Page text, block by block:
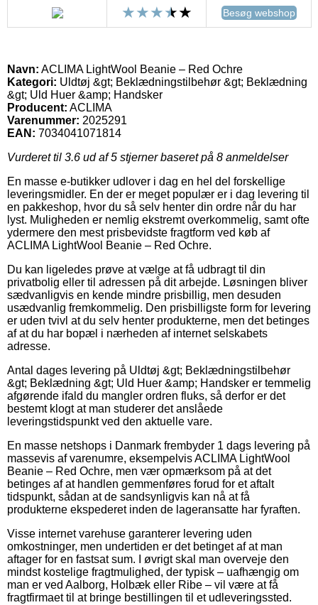
Besøg webshop
Navn: ACLIMA LightWool Beanie – Red Ochre
Kategori: Uldtøj &gt; Beklædningstilbehør &gt; Beklædning
&gt; Uld Huer &amp; Handsker
Producent: ACLIMA
Varenummer: 2025291
EAN: 7034041071814
Vurderet til 3.6 ud af 5 stjerner baseret på 8 anmeldelser
En masse e-butikker udlover i dag en hel del forskellige
leveringsmidler. En der er meget populær er i dag levering til
en pakkeshop, hvor du så selv henter din ordre når du har
lyst. Muligheden er nemlig ekstremt overkommelig, samt ofte
ydermere den mest prisbevidste fragtform ved køb af
ACLIMA LightWool Beanie – Red Ochre.
Du kan ligeledes prøve at vælge at få udbragt til din
privatbolig eller til adressen på dit arbejde. Løsningen bliver
sædvanligvis en kende mindre prisbillig, men desuden
usædvanlig fremkommelig. Den prisbilligste form for levering
er uden tvivl at du selv henter produkterne, men det betinges
af at du har bopæl i nærheden af internet selskabets
adresse.
Antal dages levering på Uldtøj &gt; Beklædningstilbehør
&gt; Beklædning &gt; Uld Huer &amp; Handsker er temmelig
afgørende ifald du mangler ordren fluks, så derfor er det
bestemt klogt at man studerer det anslåede
leveringstidspunkt ved den aktuelle vare.
En masse netshops i Danmark frembyder 1 dags levering på
massevis af varenumre, eksempelvis ACLIMA LightWool
Beanie – Red Ochre, men vær opmærksom på at det
betinges af at handlen gemmenføres forud for et aftalt
tidspunkt, sådan at de sandsynligvis kan nå at få
produkterne ekspederet inden de lageransatte har fyraften.
Visse internet varehuse garanterer levering uden
omkostninger, men undertiden er det betinget af at man
aftager for en fastsat sum. I øvrigt skal man overveje den
mindst kostelige fragtmulighed, der typisk – uafhængig om
man er ved Aalborg, Holbæk eller Ribe – vil være at få
fragtfirmaet til at bringe bestillingen til et udleveringssted.